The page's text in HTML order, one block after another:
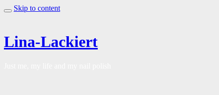
Skip to content
Lina-Lackiert